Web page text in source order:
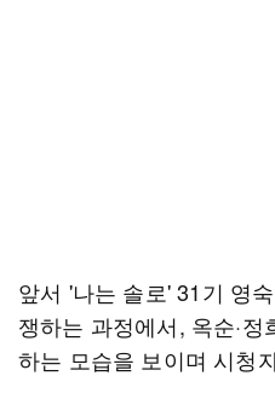
앞서 '나는 솔로' 31기 영
쟁하는 과정에서, 옥순·
하는 모습을 보이며 시청